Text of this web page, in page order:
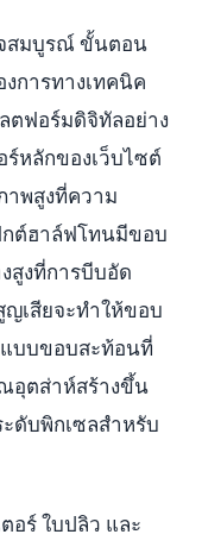
สมบูรณ์ ขั้นตอน
การทางเทคนิค
ตฟอร์มดิจิทัลอย่าง
หลักของเว็บไซต์
าพสูงที่ความ
กต์ฮาล์ฟโทนมีขอบ
สูงที่การบีบอัด
ญเสียจะทำให้ขอบ
แบบขอบสะท้อนที่
ตส่าห์สร้างขึ้น
ดับพิกเซลสำหรับ
อร์ ใบปลิว และ